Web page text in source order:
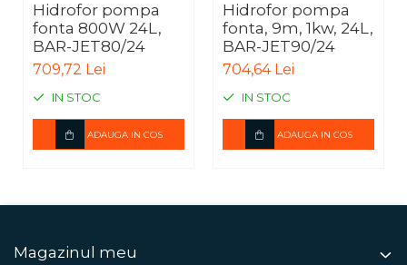
Hidrofor pompa
fonta 800W 24L,
BAR-JET80/24
709,72 Lei
IN STOC
ADAUGA IN COS
Hidrofor pompa
fonta, 9m, 1kw, 24L,
BAR-JET90/24
704,64 Lei
IN STOC
ADAUGA IN COS
Magazinul meu